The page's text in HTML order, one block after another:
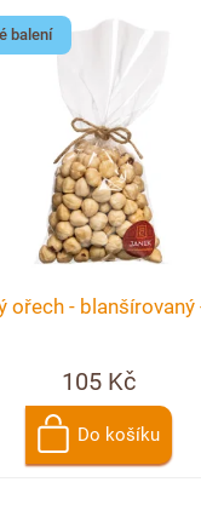
balení
ořech - blanšírovaný
105 Kč
Do košíku